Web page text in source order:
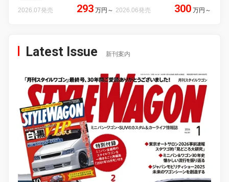
2026.07発売 293 万円 ～ 2026.06発売 300 万円 ～
Latest Issue 新刊案内